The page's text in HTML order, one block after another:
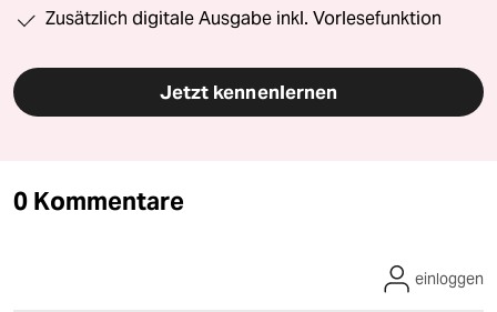
Zusätzlich digitale Ausgabe inkl. Vorlesefunktion
Jetzt kennenlernen
0 Kommentare
einloggen